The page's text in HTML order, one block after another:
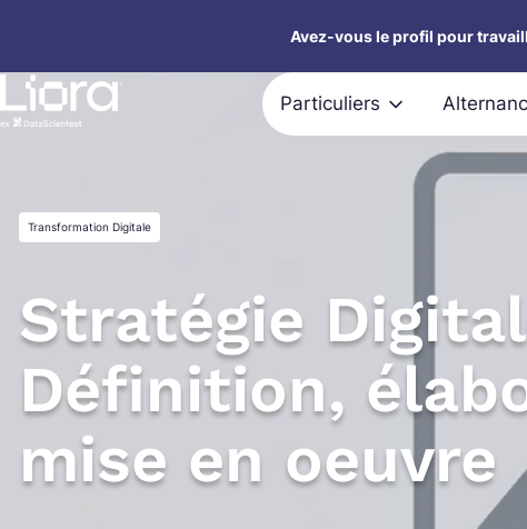
contenu
Avez-vous le profil pour
Particuliers
Transformation Digitale
Stratégie
Définition,
mise en oeuvre